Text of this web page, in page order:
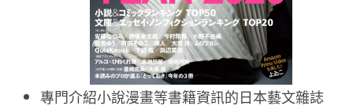
專門介紹小說漫畫等書籍資訊的日本藝文雜誌